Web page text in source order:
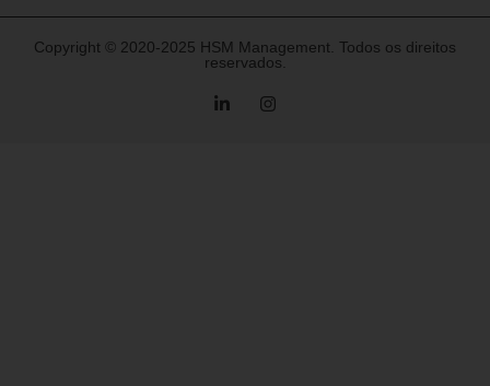
Copyright © 2020-2025 HSM Management. Todos os direitos
reservados.